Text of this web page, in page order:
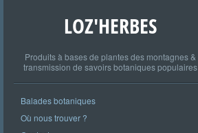
LOZ'HERBES
Produits à bases de plantes des montagnes &
transmission de savoirs botaniques populaires
Balades botaniques
Où nous trouver ?